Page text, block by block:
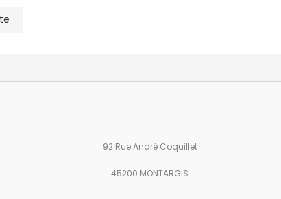
92 Rue André Coquillet
45200 MONTARGIS